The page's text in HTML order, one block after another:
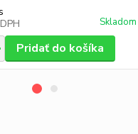
Skladom
Pridať do košíka